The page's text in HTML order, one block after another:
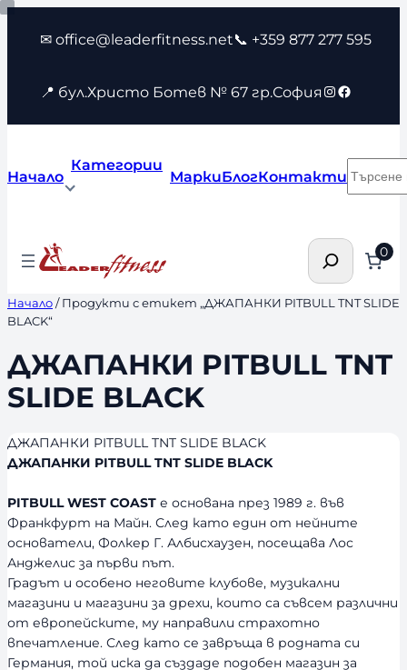
Към
съдържанието
✉ office@leaderfitness.net📞 +359 877 277 595
📍 бул.Христо Ботев № 67 гр.София Instagram
Facebook
Начало
Категории
МаркиБлогКонтакти
Търсене 0
Начало/ Продукти с етикет „ДЖАПАНКИ PITBULL TNT SLIDE
BLACK“
ДЖАПАНКИ PITBULL TNT
SLIDE BLACK
ДЖАПАНКИ PITBULL TNT SLIDE BLACK
ДЖАПАНКИ PITBULL TNT SLIDE BLACK
PITBULL WEST COAST е основана през 1989 г. във
Франкфурт на Майн. След като един от нейните
основатели, Фолкер Г. Албисхаузен, посещава Лос
Анджелис за първи път.
Градът и особено неговите клубове, музикални
магазини и магазини за дрехи, които са съвсем различни
от европейските, му направили страхотно
впечатление. След като се завръща в родната си
Германия, той иска да създаде подобен магазин за